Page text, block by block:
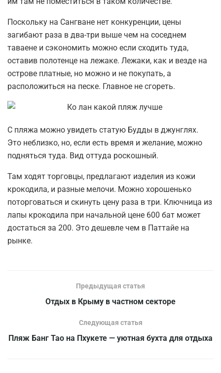
Поскольку на Сангване нет конкуренции, цены
загибают раза в два-три выше чем на соседнем
таваене и сэкономить можно если сходить туда,
оставив полотенце на лежаке. Лежаки, как и везде на
острове платные, но можно и не покупать, а
расположиться на песке. Главное не сгореть.
С пляжа можно увидеть статую Будды в джунглях.
Это неблизко, но, если есть время и желание, можно
подняться туда. Вид оттуда роскошный.
Там ходят торговцы, предлагают изделия из кожи
крокодила, и разные мелочи. Можно хорошенько
поторговаться и скинуть цену раза в три. Ключница из
лапы крокодила при начальной цене 600 бат может
достаться за 200. Это дешевле чем в Паттайе на
рынке.
Предыдущая статья
Отдых в Крыму в частном секторе
Следующая статья
Пляж Банг Тао на Пхукете — уютная бухта для отдыха